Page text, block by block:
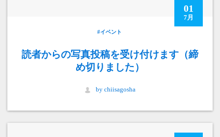
01
7月
#イベント
読者からの写真投稿を受け付けます（締
め切りました）
by chiisagosha